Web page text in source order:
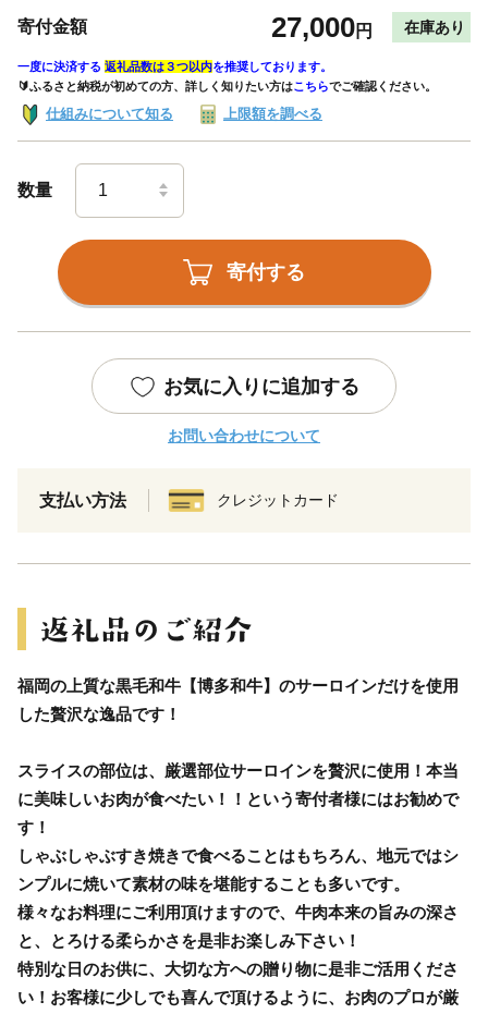
寄付金額 27,000円 在庫あり
一度に決済する 返礼品数は３つ以内を推奨しております。
🔰ふるさと納税が初めての方、詳しく知りたい方はこちらでご確認ください。
仕組みについて知る 上限額を調べる
数量
寄付する
お気に入りに追加する
お問い合わせについて
支払い方法 クレジットカード
福岡の上質な黒毛和牛【博多和牛】のサーロインだけを使用
した贅沢な逸品です！
スライスの部位は、厳選部位サーロインを贅沢に使用！本当
に美味しいお肉が食べたい！！という寄付者様にはお勧めで
す！
しゃぶしゃぶすき焼きで食べることはもちろん、地元ではシ
ンプルに焼いて素材の味を堪能することも多いです。
様々なお料理にご利用頂けますので、牛肉本来の旨みの深さ
と、とろける柔らかさを是非お楽しみ下さい！
特別な日のお供に、大切な方への贈り物に是非ご活用くださ
い！お客様に少しでも喜んで頂けるように、お肉のプロが厳